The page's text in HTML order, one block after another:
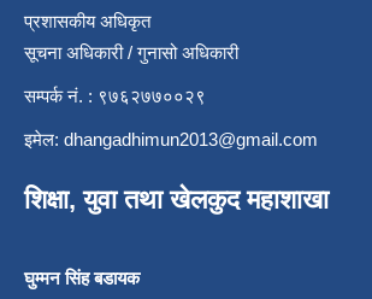
प्रशासकीय अधिकृत
सूचना अधिकारी / गुनासो अधिकारी
सम्पर्क नं. : ९७६२७७००२९
इमेल: dhangadhimun2013@gmail.com
शिक्षा, युवा तथा खेलकुद महाशाखा
घुम्मन सिंह बडायक